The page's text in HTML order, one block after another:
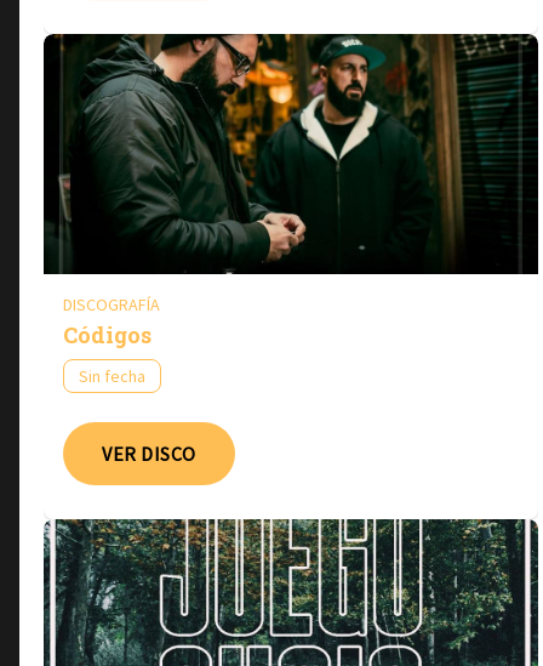
DISCOGRAFÍA
Códigos
Sin fecha
VER DISCO